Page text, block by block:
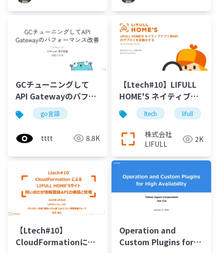
GCチューニングして
API Gatewayのパフォ
ーマンス改善
go言語
tttt 8.8K
【Ltech#10】LIFULL
HOME'S ネイティブア
プリ用APIのデプロイを
自動化する
ltech lifull
株式会社
LIFULL
2K
【Ltech#10】
CloudFormationによ
Operation and
Custom Plugins for